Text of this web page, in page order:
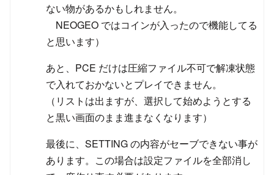
ない物があるかもしれません。
NEOGEO ではコインが入ったので機能してる
と思います）
あと、PCE だけは圧縮ファイル不可で解凍状態
で入れておかないとプレイできません。
（リストは出ますが、選択して始めようとする
と黒い画面のまま進まなくなります）
最後に、SETTING の内容がセーブできない事が
あります。この場合は設定ファイルを全部消し